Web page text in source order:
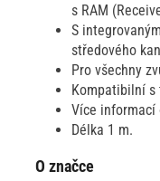
s RAM
S
středového
Pro všechny
Kompatibilní s
Více
Délka 1 m.
O značce